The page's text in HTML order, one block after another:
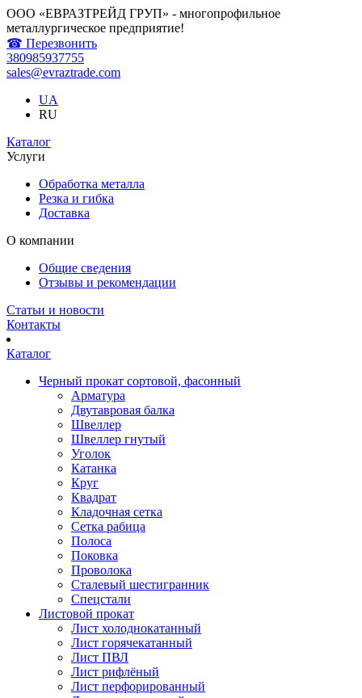
ООО «ЕВРАЗТРЕЙД ГРУП» - многопрофильное
металлургическое предприятие!
☎ Перезвонить
380985937755
sales@evraztrade.com
UA
RU
Каталог
Услуги
Обработка металла
Резка и гибка
Доставка
О компании
Общие сведения
Отзывы и рекомендации
Статьи и новости
Контакты
Каталог
Черный прокат сортовой, фасонный
Арматура
Двутавровая балка
Швеллер
Швеллер гнутый
Уголок
Катанка
Круг
Квадрат
Кладочная сетка
Сетка рабица
Полоса
Поковка
Проволока
Сталевый шестигранник
Спецстали
Листовой прокат
Лист холоднокатанный
Лист горячекатанный
Лист ПВЛ
Лист рифлёный
Лист перфорированный